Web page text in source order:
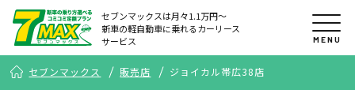
セブンマックスは月々1.1万円〜
新車の軽自動車に乗れるカーリース
サービス
MENU
セブンマックス 販売店 ジョイカル帯広38店